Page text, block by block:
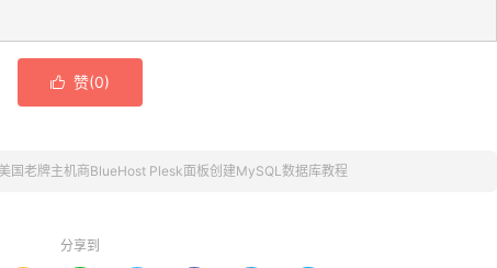
 赞(0)
美国老牌主机商BlueHost Plesk面板创建MySQL数据库教程
分享到